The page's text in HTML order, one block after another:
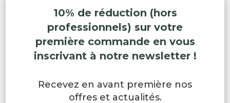
10% de réduction (hors
professionnels) sur votre
première commande en vous
inscrivant à notre newsletter !
Recevez en avant première nos
offres et actualités.